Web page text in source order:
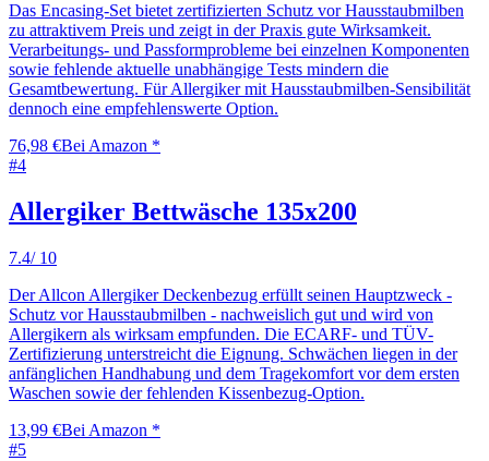
Das Encasing-Set bietet zertifizierten Schutz vor Hausstaubmilben
zu attraktivem Preis und zeigt in der Praxis gute Wirksamkeit.
Verarbeitungs- und Passformprobleme bei einzelnen Komponenten
sowie fehlende aktuelle unabhängige Tests mindern die
Gesamtbewertung. Für Allergiker mit Hausstaubmilben-Sensibilität
dennoch eine empfehlenswerte Option.
76,98 €Bei Amazon *
#4
Allergiker Bettwäsche 135x200
7.4/ 10
Der Allcon Allergiker Deckenbezug erfüllt seinen Hauptzweck -
Schutz vor Hausstaubmilben - nachweislich gut und wird von
Allergikern als wirksam empfunden. Die ECARF- und TÜV-
Zertifizierung unterstreicht die Eignung. Schwächen liegen in der
anfänglichen Handhabung und dem Tragekomfort vor dem ersten
Waschen sowie der fehlenden Kissenbezug-Option.
13,99 €Bei Amazon *
#5